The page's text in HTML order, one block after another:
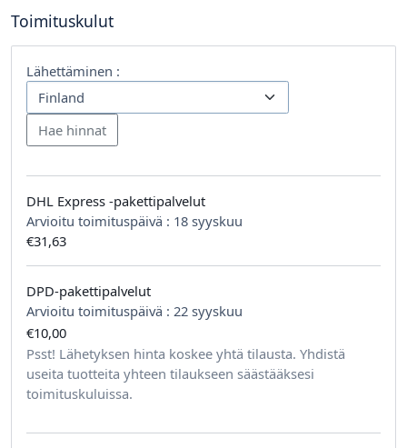
Toimituskulut
Lähettäminen :
DHL Express -pakettipalvelut
Arvioitu toimituspäivä : 18 syyskuu
€31,63
DPD-pakettipalvelut
Arvioitu toimituspäivä : 22 syyskuu
€10,00
Psst! Lähetyksen hinta koskee yhtä tilausta. Yhdistä
useita tuotteita yhteen tilaukseen säästääksesi
toimituskuluissa.